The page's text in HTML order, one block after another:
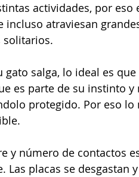
actividades, por
incluso atraviesan
solitarios.
gato salga, lo ideal es
es parte de su instinto
protegido. Por eso
y número de contactos
placas se desgastan